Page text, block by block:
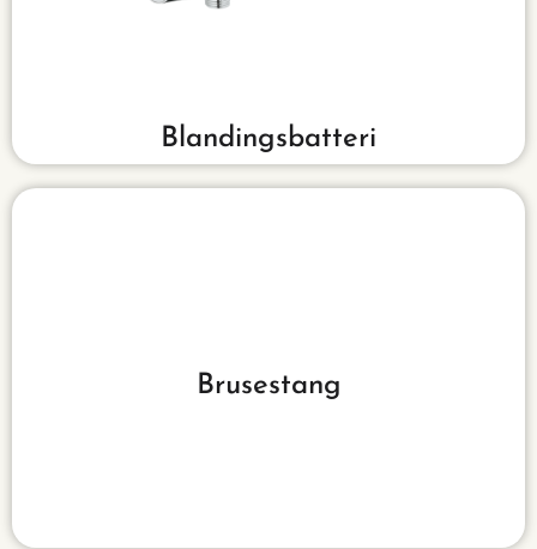
Blandingsbatteri
du kan vælge imellem de mange varianter.
Brusestang
vælge imellem de mange varianter.